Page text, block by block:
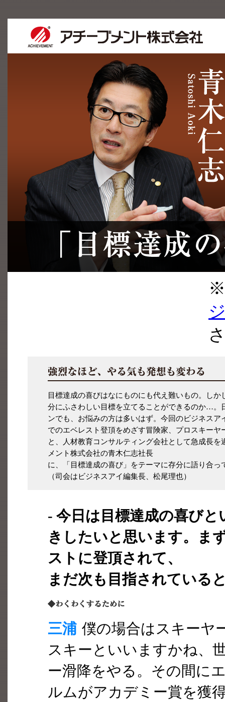
※
目標達成の喜びはなにものにも代え難いもの。しか
分にふさわしい目標を立てることができるのか…。
ンでも、お悩みの方は多いはず。今回のビジネスア
でのエベレスト登頂をめざす冒険家、プロスキーヤ
と、人材教育コンサルティング会社として急成長を
メント株式会社の青木仁志社長
に、「目標達成の喜び」をテーマに存分に語り合っ
（司会はビジネスアイ編集長、松尾理也）
- 今日は目標達成の喜び
きしたいと思います。ま
ストに登頂されて、
まだ次も目指されている
三浦 僕の場合はスキーヤ
スキーといいますかね、
ー滑降をやる。その間に
ルムがアカデミー賞を獲